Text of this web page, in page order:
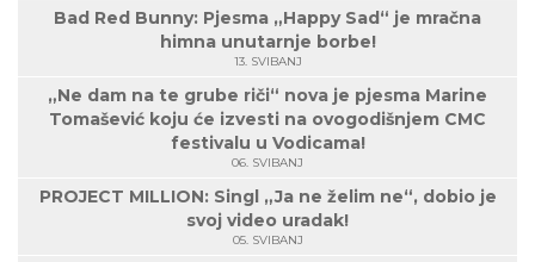
Bad Red Bunny: Pjesma „Happy Sad“ je mračna
himna unutarnje borbe!
13. SVIBANJ
„Ne dam na te grube riči“ nova je pjesma Marine
Tomašević koju će izvesti na ovogodišnjem CMC
festivalu u Vodicama!
06. SVIBANJ
PROJECT MILLION: Singl „Ja ne želim ne“, dobio je
svoj video uradak!
05. SVIBANJ